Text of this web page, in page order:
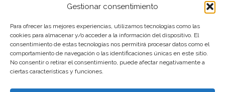
Gestionar consentimiento
Para ofrecer las mejores experiencias, utilizamos tecnologías como las
cookies para almacenar y/o acceder a la información del dispositivo. El
consentimiento de estas tecnologías nos permitirá procesar datos como el
comportamiento de navegación o las identificaciones únicas en este sitio.
No consentir o retirar el consentimiento, puede afectar negativamente a
ciertas características y funciones.
prestado. Información adicional: Puede consultar la información adicional
a través del siguienteenlace.